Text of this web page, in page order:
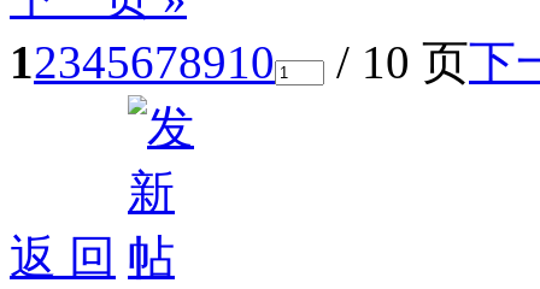
12345678910 / 10 页下
返 回